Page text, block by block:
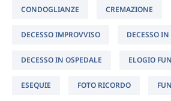
CONDOGLIANZE CREMAZIONE
DECESSO IMPROVVISO DECESSO
DECESSO IN OSPEDALE ELOGIO
ESEQUIE FOTO RICORDO